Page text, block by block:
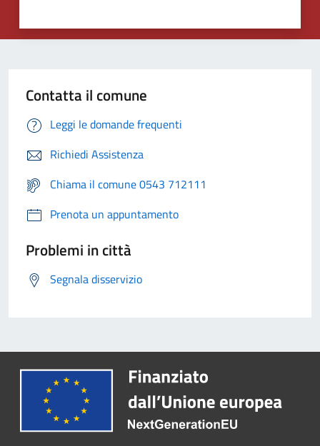
Contatta il comune
Leggi le domande frequenti
Richiedi Assistenza
Chiama il comune 0543 712111
Prenota un appuntamento
Problemi in città
Segnala disservizio